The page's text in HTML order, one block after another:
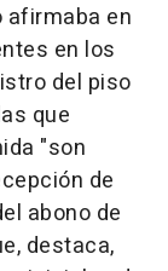
afirmaba en
en los
del piso
que
"son
de
abono de
destaca,